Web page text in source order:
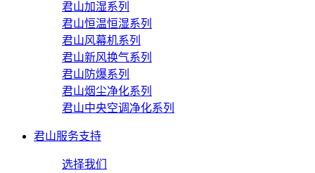
君山加湿系列
君山恒温恒湿系列
君山风幕机系列
君山新风换气系列
君山防爆系列
君山烟尘净化系列
君山中央空调净化系列
君山服务支持
选择我们